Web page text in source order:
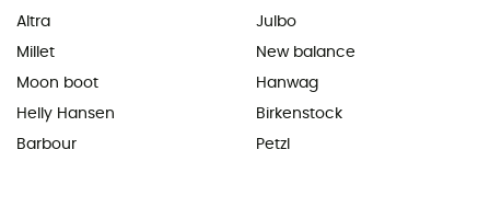
Altra
Millet
Moon boot
Helly Hansen
Barbour
Julbo
New balance
Hanwag
Birkenstock
Petzl